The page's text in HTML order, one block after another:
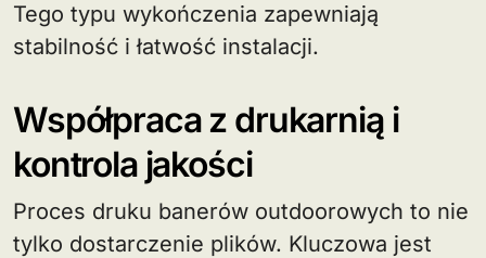
Tego typu wykończenia zapewniają
stabilność i łatwość instalacji.
Współpraca z drukarnią i
kontrola jakości
Proces druku banerów outdoorowych to nie
tylko dostarczenie plików. Kluczowa jest